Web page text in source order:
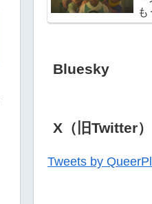
年
Bluesky
X（旧Twitter）
Tweets by